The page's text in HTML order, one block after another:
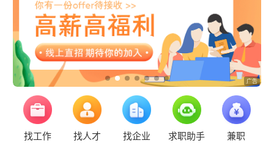
找工作 找人才 找企业 求职助手 兼职